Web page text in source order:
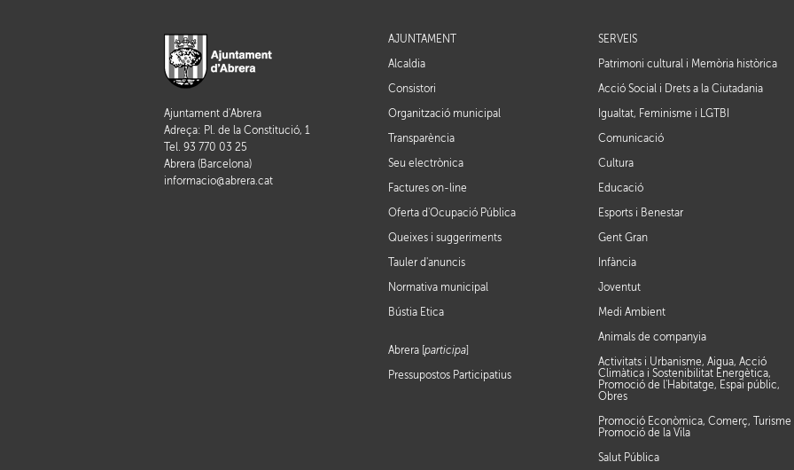
Ajuntament d'Abrera
Adreça: Pl. de la Constitució, 1
Tel. 93 770 03 25
Abrera (Barcelona)
informacio@abrera.cat
AJUNTAMENT
Alcaldia
Consistori
Organització municipal
Transparència
Seu electrònica
Factures on-line
Oferta d'Ocupació Pública
Queixes i suggeriments
Tauler d'anuncis
Normativa municipal
Bústia Ètica
SERVEIS
Patrimoni cultural i Memòria històrica
Acció Social i Drets a la Ciutadania
Igualtat, Feminisme i LGTBI
Comunicació
Cultura
Educació
Esports i Benestar
Gent Gran
Infància
Joventut
Medi Ambient
Animals de companyia
Activitats i Urbanisme, Aigua, Acció
Climàtica i Sostenibilitat Energètica,
Promoció de l'Habitatge, Espai públic,
Obres
Promoció Econòmica, Comerç, Turisme
Promoció de la Vila
Salut Pública
Abrera [ participa
Pressupostos Participatius